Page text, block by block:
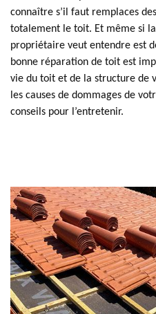
connaître s’il faut remplaces
totalement le toit. Et même si
propriétaire veut entendre est
bonne réparation de toit est
vie du toit et de la structure de
les causes de dommages de
conseils pour l’entretenir.